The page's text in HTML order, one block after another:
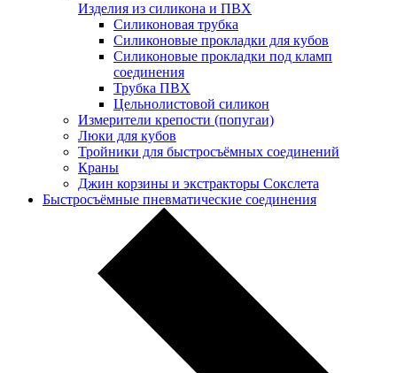
Изделия из силикона и ПВХ
Силиконовая трубка
Силиконовые прокладки для кубов
Силиконовые прокладки под кламп
соединения
Трубка ПВХ
Цельнолистовой силикон
Измерители крепости (попугаи)
Люки для кубов
Тройники для быстросъёмных соединений
Краны
Джин корзины и экстракторы Сокслета
Быстросъёмные пневматические соединения